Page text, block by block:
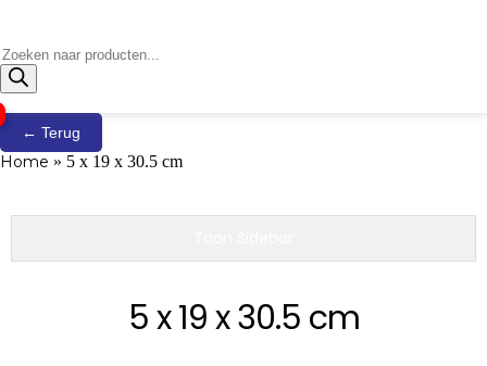
Producten
zoeken
← Terug
Home » 5 x 19 x 30.5 cm
5 x 19 x 30.5 cm